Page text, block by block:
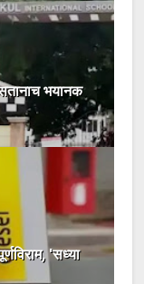
भयानक
'सध्या